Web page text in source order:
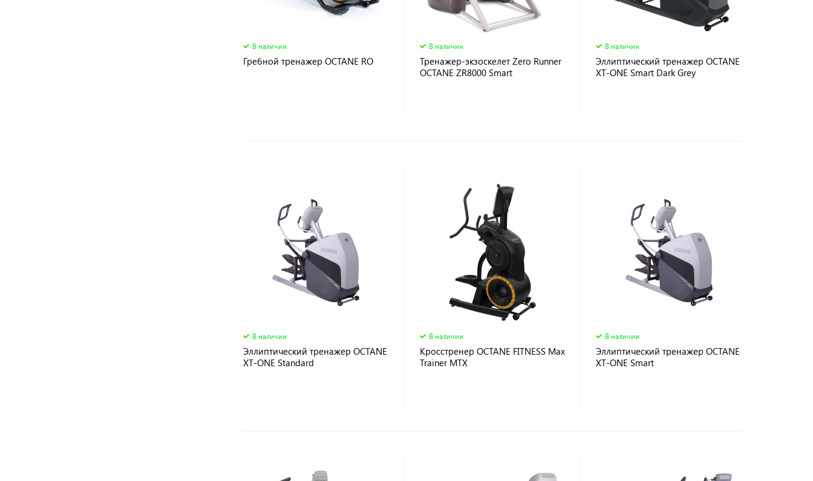
В наличии
Гребной тренажер OCTANE RO
В наличии
Тренажер-экзоскелет Zero Runner
OCTANE ZR8000 Smart
В наличии
Эллиптический тренажер OCTANE
XT-ONE Smart Dark Grey
В наличии
Эллиптический тренажер OCTANE
XT-ONE Standard
В наличии
Кросстренер OCTANE FITNESS Max
Trainer MTX
В наличии
Эллиптический тренажер OCTANE
XT-ONE Smart